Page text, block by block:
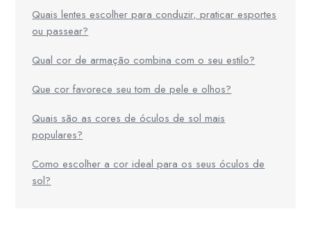
Quais lentes escolher para conduzir, praticar esportes
ou passear?
Qual cor de armação combina com o seu estilo?
Que cor favorece seu tom de pele e olhos?
Quais são as cores de óculos de sol mais
populares?
Como escolher a cor ideal para os seus óculos de
sol?